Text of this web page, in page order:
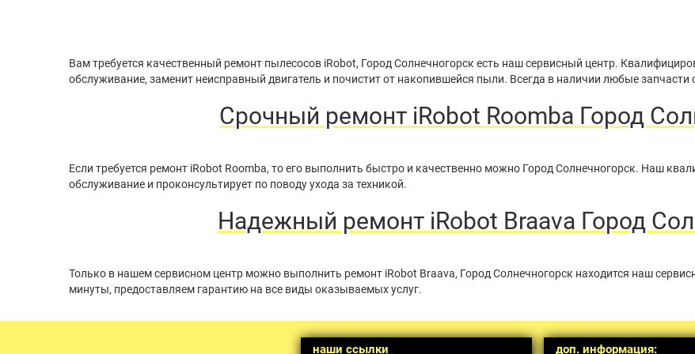
Вам требуется качественный ремонт пылесосов iRobot, Город Солнечногорск есть наш сервисный центр.
обслуживание, заменит неисправный двигатель и почистит от накопившейся пыли. Всегда в наличии любые запчасти
Срочный ремонт iRobot Roomba Город
Если требуется ремонт iRobot Roomba, то его выполнить быстро и качественно можно Город Солнечногорск. Наш
обслуживание и проконсультирует по поводу ухода за техникой.
Надежный ремонт iRobot Braava Город
Только в нашем сервисном центр можно выполнить ремонт iRobot Braava, Город Солнечногорск находится наш
минуты, предоставляем гарантию на все виды оказываемых услуг.
наши ссылки доп. информация: